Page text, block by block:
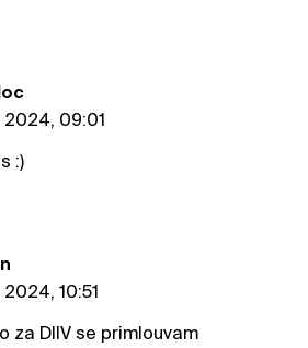
2024, 09:01
:)
2024, 10:51
za DIIV se primlouvam